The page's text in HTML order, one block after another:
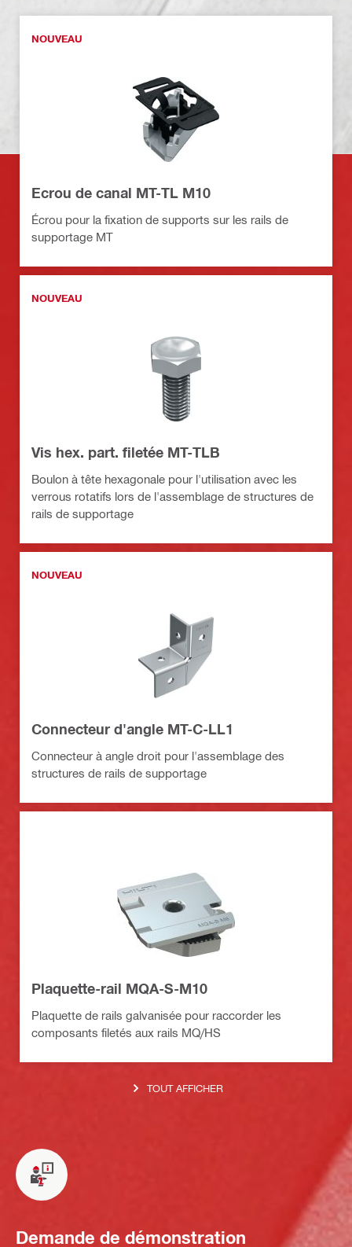
NOUVEAU
Ecrou de canal MT-TL M10
Écrou pour la fixation de supports sur les rails de
supportage MT
NOUVEAU
Vis hex. part. filetée MT-TLB
Boulon à tête hexagonale pour l'utilisation avec les
verrous rotatifs lors de l'assemblage de structures de
rails de supportage
NOUVEAU
Connecteur d'angle MT-C-LL1
Connecteur à angle droit pour l'assemblage des
structures de rails de supportage
Plaquette-rail MQA-S-M10
Plaquette de rails galvanisée pour raccorder les
composants filetés aux rails MQ/HS
TOUT AFFICHER
Demande de démonstration